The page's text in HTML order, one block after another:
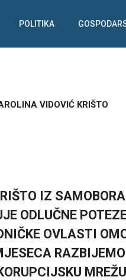
POLITIKA
VIDOVIĆ KRIŠTO
IZ SAMOBORA
ODLUČNE
OVLASTI
RAZBIJEMO